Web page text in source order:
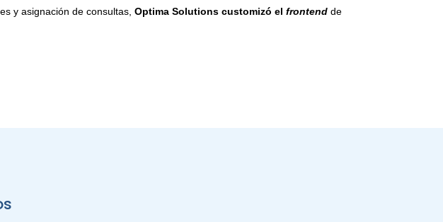
y asignación de consultas,Optima Solutions customizó elfrontend de